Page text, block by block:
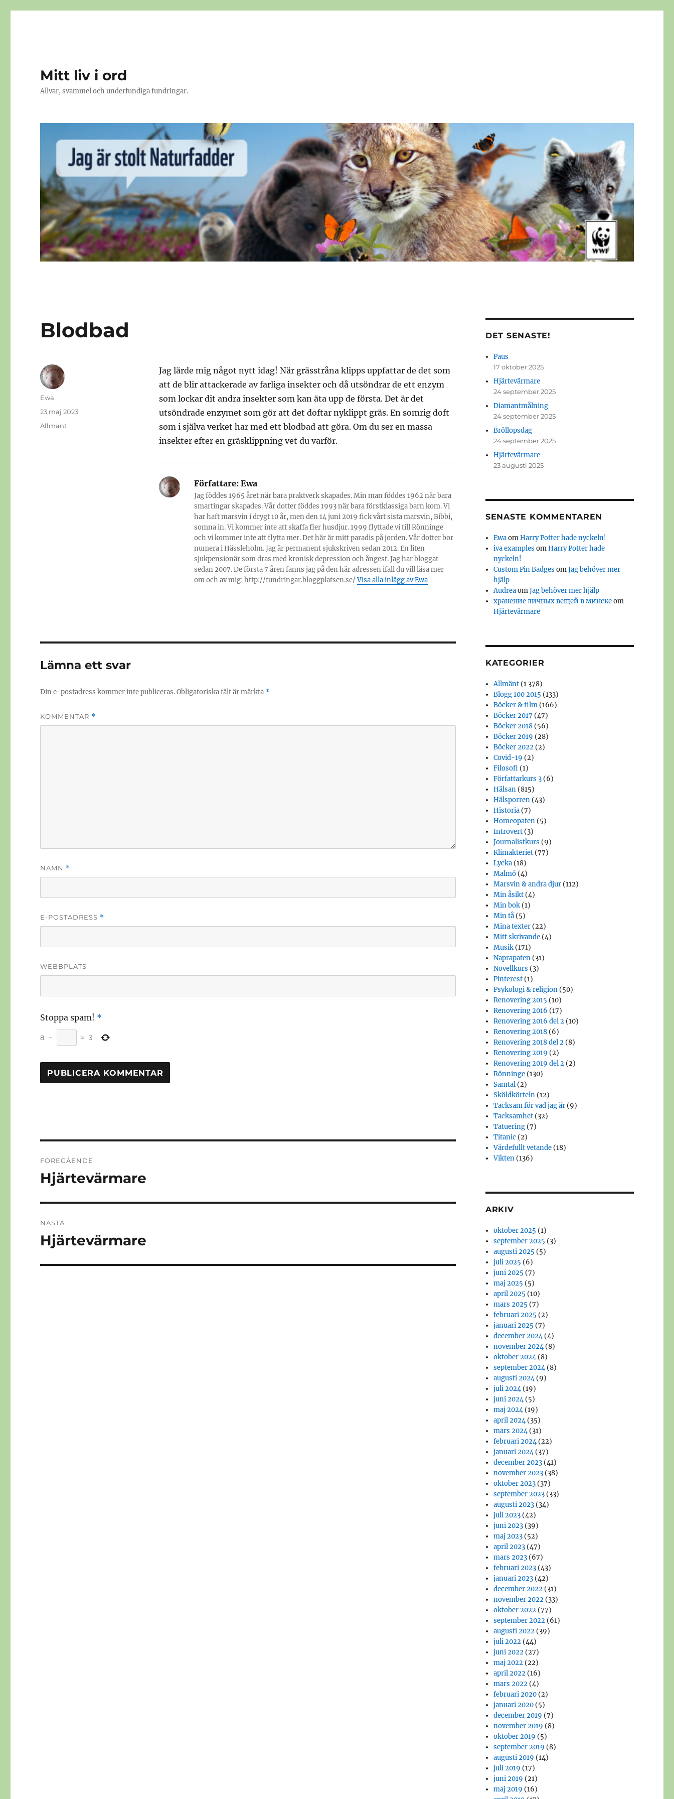
Mitt liv i ord
Allvar, svammel och underfundiga fundringar.
Blodbad
Jag lärde mig något nytt idag! När grässtråna klipps uppfattar de det som
att de blir attackerade av farliga insekter och då utsöndrar de ett enzym
som lockar dit andra insekter som kan äta upp de första. Det är det
utsöndrade enzymet som gör att det doftar nyklippt gräs. En somrig doft
som i själva verket har med ett blodbad att göra. Om du ser en massa
insekter efter en gräsklippning vet du varför.
Författare:Ewa
Jag föddes 1965 året när bara praktverk skapades. Min man föddes 1962 när bara
smartingar skapades. Vår dotter föddes 1993 när bara förstklassiga barn kom. Vi
har haft marsvin i drygt 10 år, men den 14 juni 2019 fick vårt sista marsvin, Bibbi,
somna in. Vi kommer inte att skaffa fler husdjur. 1999 flyttade vi till Rönninge
och vi kommer inte att flytta mer. Det här är mitt paradis på jorden. Vår dotter bor
numera i Hässleholm. Jag är permanent sjukskriven sedan 2012. En liten
sjukpensionär som dras med kronisk depression och ångest. Jag har bloggat
sedan 2007. De första 7 åren fanns jag på den här adressen ifall du vill läsa mer
om och av mig: http://fundringar.bloggplatsen.se/Visa alla inlägg av Ewa
Författare
Ewa
Publicerat
den
23 maj 2023
Kategorier
Allmänt
Lämna ett svar
Din e-postadress kommer inte publiceras.Obligatoriska fält är märkta *
KOMMENTAR *
NAMN *
E-POSTADRESS *
WEBBPLATS
Stoppa spam! *
8 − = 3
FÖREGÅENDE
Föregående
Hjärtevärmare
NÄSTA
Nästa
Hjärtevärmare
DET SENASTE!
Paus
17 oktober 2025
Hjärtevärmare
24 september 2025
Diamantmålning
24 september 2025
Bröllopsdag
24 september 2025
Hjärtevärmare
23 augusti 2025
SENASTE KOMMENTAREN
EwaomHarry Potter hade nyckeln!
iva examples omHarry Potter hade
nyckeln!
Custom Pin Badges omJag behöver mer
hjälp
AudreaomJag behöver mer hjälp
хранение личных вещей в минскеom
Hjärtevärmare
KATEGORIER
Allmänt (1 378)
Blogg 100 2015 (133)
Böcker & film (166)
Böcker 2017 (47)
Böcker 2018 (56)
Böcker 2019 (28)
Böcker 2022 (2)
Covid-19 (2)
Filosofi (1)
Författarkurs 3 (6)
Hälsan (815)
Hälsporren (43)
Historia (7)
Homeopaten (5)
Introvert (3)
Journalistkurs (9)
Klimakteriet (77)
Lycka (18)
Malmö (4)
Marsvin & andra djur (112)
Min åsikt (4)
Min bok (1)
Min tå (5)
Mina texter (22)
Mitt skrivande (4)
Musik (171)
Naprapaten (31)
Novellkurs (3)
Pinterest (1)
Psykologi & religion (50)
Renovering 2015 (10)
Renovering 2016 (17)
Renovering 2016 del 2 (10)
Renovering 2018 (6)
Renovering 2018 del 2 (8)
Renovering 2019 (2)
Renovering 2019 del 2 (2)
Rönninge (130)
Samtal (2)
Sköldkörteln (12)
Tacksam för vad jag är (9)
Tacksamhet (32)
Tatuering (7)
Titanic (2)
Värdefullt vetande (18)
Vikten (136)
ARKIV
oktober 2025 (1)
september 2025 (3)
augusti 2025 (5)
juli 2025 (6)
juni 2025 (7)
maj 2025 (5)
april 2025 (10)
mars 2025 (7)
februari 2025 (2)
januari 2025 (7)
december 2024(4)
november 2024(8)
oktober 2024(8)
september 2024(8)
augusti 2024(9)
juli 2024(19)
juni 2024(5)
maj 2024(19)
april 2024(35)
mars 2024(31)
februari 2024(22)
januari 2024(37)
december 2023 (41)
november 2023 (38)
oktober 2023 (37)
september 2023 (33)
augusti 2023 (34)
juli 2023 (42)
juni 2023 (39)
maj 2023 (52)
april 2023 (47)
mars 2023 (67)
februari 2023 (43)
januari 2023 (42)
december 2022 (31)
november 2022 (33)
oktober 2022 (77)
september 2022 (61)
augusti 2022 (39)
juli 2022 (44)
juni 2022 (27)
maj 2022 (22)
april 2022 (16)
mars 2022 (4)
februari 2020 (2)
januari 2020 (5)
december 2019 (7)
november 2019 (8)
oktober 2019 (5)
september 2019 (8)
augusti 2019 (14)
juli 2019 (17)
juni 2019 (21)
maj 2019 (16)